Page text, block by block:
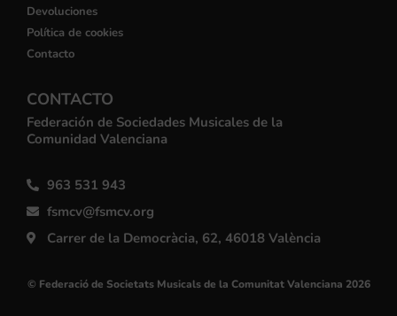
Devoluciones
Política de cookies
Contacto
CONTACTO
Federación de Sociedades Musicales de la
Comunidad Valenciana
963 531 943
fsmcv@fsmcv.org
Carrer de la Democràcia, 62, 46018 València
© Federació de Societats Musicals de la Comunitat Valenciana 2026